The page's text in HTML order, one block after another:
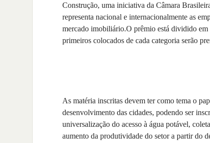
Construção, uma iniciativa da Câmara
representa nacional e internacionalmente as
mercado imobiliário.O prêmio está dividido
primeiros colocados de cada categoria serão
As matéria inscritas devem ter como tema o
desenvolvimento das cidades, podendo ser
universalização do acesso à água potável,
aumento da produtividade do setor a partir do